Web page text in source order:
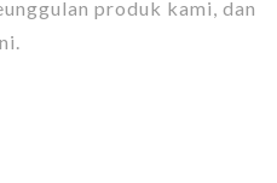
produk kami, dan